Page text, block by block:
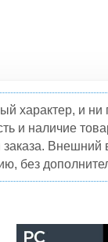
характер, и
и наличие
Внешний
без